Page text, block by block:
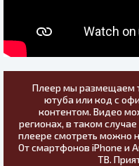
Плеер мы размещаем
ютуба или код с
контентом. Видео
регионах, в таком
плеере смотреть можно
От смартфонов iPhone и
ТВ.